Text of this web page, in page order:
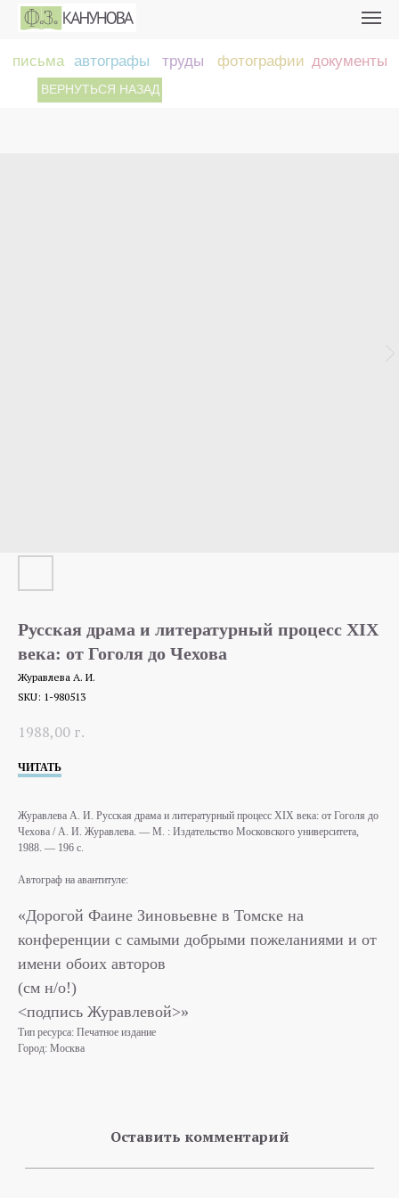
ВЕРНУТЬСЯ НАЗАД
Русская драма и литературный процесс XIX
века: от Гоголя до Чехова
Журавлева А. И.
SKU: 1-980513
1988,00 г.
ЧИТАТЬ
Журавлева А. И. Русская драма и литературный процесс XIX века: от Гоголя до
Чехова / А. И. Журавлева. — М. : Издательство Московского университета,
1988. — 196 с.
Автограф на авантитуле:
«Дорогой Фаине Зиновьевне в Томске на
конференции с самыми добрыми пожеланиями и от
имени обоих авторов
(см н/о!)
<подпись Журавлевой>»
Тип ресурса: Печатное издание
Город: Москва
Оставить комментарий